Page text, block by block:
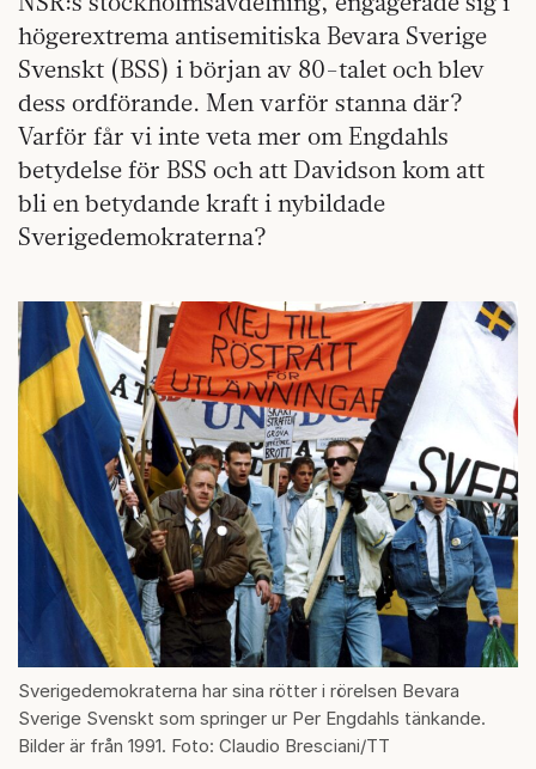
högerextrema antisemitiska Bevara Sverige
Svenskt (BSS) i början av 80-talet och blev
dess ordförande. Men varför stanna där?
Varför får vi inte veta mer om Engdahls
betydelse för BSS och att Davidson kom att
bli en betydande kraft i nybildade
Sverigedemokraterna?
Sverigedemokraterna har sina rötter i rörelsen Bevara
Sverige Svenskt som springer ur Per Engdahls tänkande.
Bilder är från 1991. Foto: Claudio Bresciani/TT